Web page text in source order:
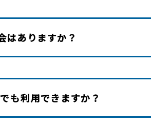
はありますか？
も利用できますか？